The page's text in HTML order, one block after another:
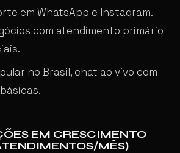
em WhatsApp e Instagram.
com atendimento primário
no Brasil, chat ao vivo com
EM CRESCIMENTO
MÊS)